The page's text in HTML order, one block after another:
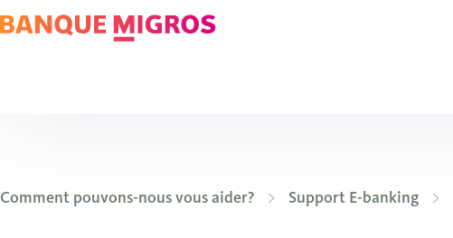
Comment pouvons-nous vous aider? Support E-banking